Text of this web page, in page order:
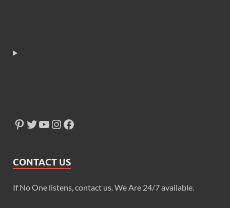
CONTACT US
If No One listens, contact us. We Are 24/7 available.